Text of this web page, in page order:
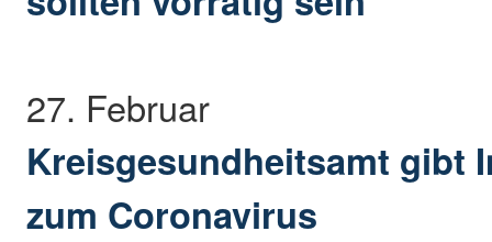
27. Februar
Kreisgesundheitsamt gibt
zum Coronavirus